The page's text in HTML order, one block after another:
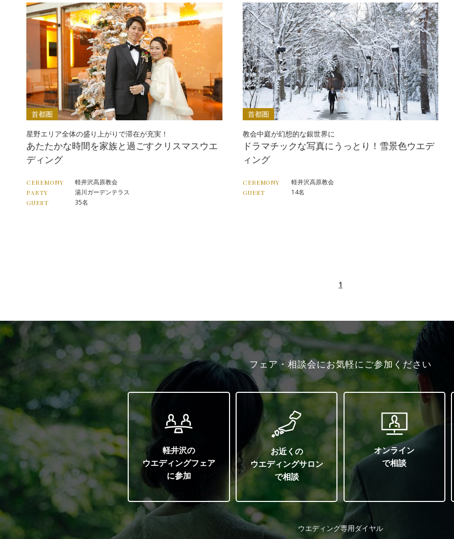
首都圏
星野エリア全体の盛り上がりで滞在が充実！
あたたかな時間を家族と過ごすクリスマスウエ
ディング
CEREMONY 軽井沢高原教会
PARTY 湯川ガーデンテラス
GUEST 35名
首都圏
教会中庭が幻想的な銀世界に
ドラマチックな写真にうっとり！雪景色ウエデ
ィング
CEREMONY 軽井沢高原教会
GUEST 14名
1
フェア・相談会にお気軽にご参加ください
軽井沢の
ウエディングフェア
に参加
お近くの
ウエディングサロン
で相談
オンライン
で相談
ウエディング専用ダイヤル